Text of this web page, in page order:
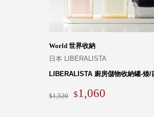
World 世界收納
日本 LIBERALISTA
LIBERALISTA 廚房儲物收納罐-矮/
1,520 1,060